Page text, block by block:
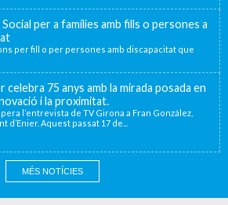
per a famílies amb fills o persones a
per fill o per persones amb discapacitat que
celebra 75 anys amb la mirada posada en
i la proximitat.
l’entrevista de TV Girona a Fran González,
d’Enier. Aquest passat 17 de...
MÉS NOTÍCIES